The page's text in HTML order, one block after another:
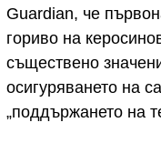
Guardian, че
гориво на
съществено
осигуряването на
„поддържането на